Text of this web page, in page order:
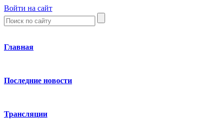
Войти на сайт
Главная
Последние новости
Трансляции